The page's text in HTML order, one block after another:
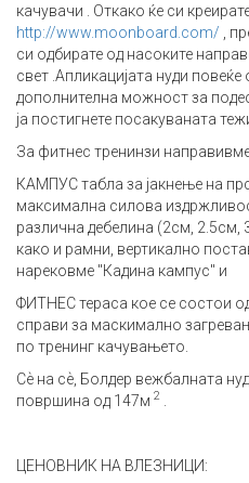
качувачи
Откако ќе си
http://www.moonboard.com/
,
си одбирате од насоките
свет Апликацијата нуди
дополнителна можност за
ја постигнете посакуваната
За фитнес тренинзи
КАМПУС табла за јакнење на
максимална силова
различна дебелина (2см, 2.5см,
како и рамни, вертикално
нарековме "Кадина кампус" и
ФИТНЕС тераса кое се состои
справи за маскимално
по тренинг качувањето.
Сѐ на сѐ, Болдер вежбалната
површина од 147м 2
ЦЕНОВНИК НА ВЛЕЗНИЦИ: